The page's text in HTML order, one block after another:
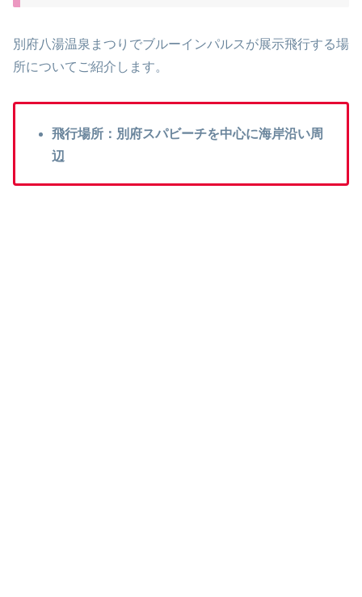
別府八湯温泉まつりでブルーインパルスが展示飛行する場
所についてご紹介します。
飛行場所：別府スパビーチを中心に海岸沿い周
辺